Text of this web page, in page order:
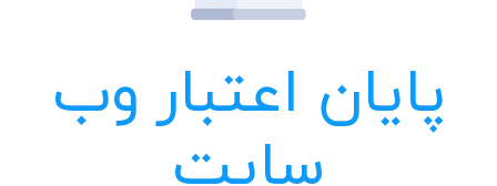
پایان اعتبار وب
سایت